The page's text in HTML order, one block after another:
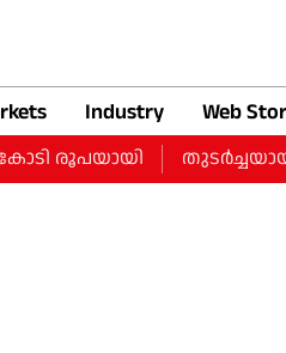
Industry Web
രൂപയായി തുടർച്ചയായ